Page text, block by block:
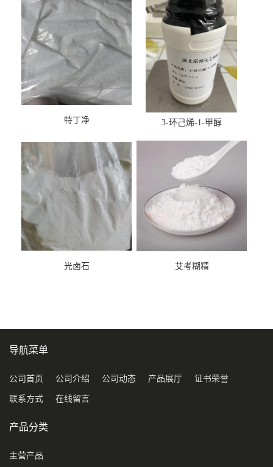
特丁净 3-环己烯-1-甲醇
光卤石 艾考糊精
导航菜单
公司首页 公司介绍 公司动态 产品展厅 证书荣誉
联系方式 在线留言
产品分类
主营产品